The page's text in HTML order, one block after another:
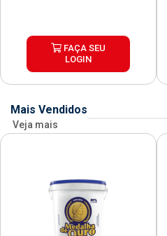
FAÇA SEU
LOGIN
Mais Vendidos
Veja mais